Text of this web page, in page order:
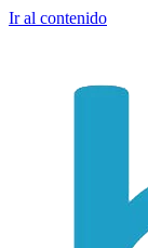
Ir al contenido